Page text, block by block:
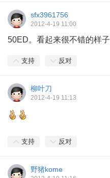
sfx3961756
2012-4-19 11:00
50ED。看起来很不错的样子
支持 反对
柳叶刀
2012-4-19 11:13
支持 反对
野猪kome